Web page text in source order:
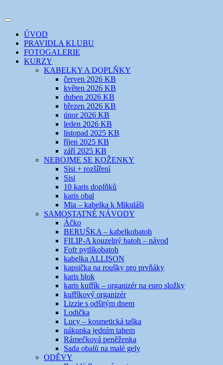
k
webuEVIKLUB
šicí klub
Toggle
navigation
ÚVOD
PRAVIDLA KLUBU
FOTOGALERIE
KURZY
KABELKY A DOPLŇKY
červen 2026 KB
květen 2026 KB
duben 2026 KB
březen 2026 KB
únor 2026 KB
leden 2026 KB
listopad 2025 KB
říjen 2025 KB
září 2025 KB
NEBOJME SE KOŽENKY
Sisi + rozšíření
Sisi
10 karis doplňků
karis obal
Mia – kabelka k Mikuláši
SAMOSTATNÉ NÁVODY
Áčko
BERUŠKA – kabelkobatoh
FILIP-A kouzelný batoh – návod
Fofr pytlíkobatoh
kabelka ALLISON
kapsička na roušky pro prvňáky
karis blok
karis kufřík – organizér na euro složky
kufříkový organizér
Lizzie s odšitým dnem
Lodička
Lucy – kosmetická taška
nákupka jedním tahem
Rámečková peněženka
Sada obalů na malé gely
ODĚVY